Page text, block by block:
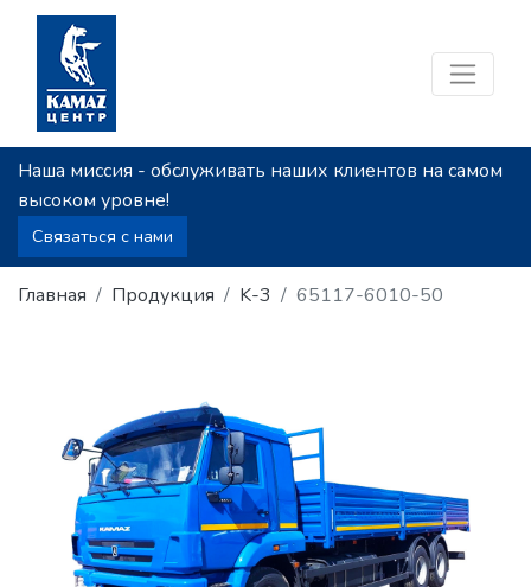
Наша миссия - обслуживать наших клиентов на самом
высоком уровне!
Связаться с нами
Главная Продукция K-3 65117-6010-50